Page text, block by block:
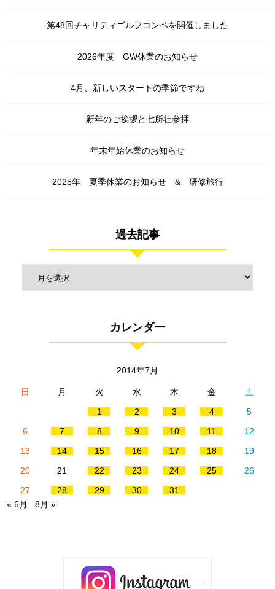
第48回チャリティゴルフコンペを開催しました
2026年度 GW休業のお知らせ
4月、新しいスタートの季節ですね
新年のご挨拶と七所社参拝
年末年始休業のお知らせ
2025年 夏季休業のお知らせ & 研修旅行
過去記事
カレンダー
2014年7月
日 月 火 水 木 金
土
1
2 3 4
5
6
7 8 9 10 11
12
13
14 15 16 17 18
19
20
21 22 23 24 25
26
27
28 29 30
31
« 6月
8月 »